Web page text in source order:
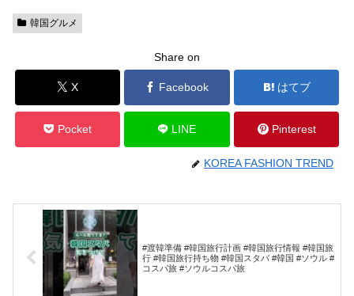
韓国グルメ
Share on
X Facebook はてブ
Pocket LINE Pinterest
KOREA FASHION TREND
#渡韓準備 #韓国旅行計画 #韓国旅行情報 #韓国旅
行 #韓国旅行持ち物 #韓国スタバ #韓国 #ソウル #
コスパ旅 #ソウルコスパ旅